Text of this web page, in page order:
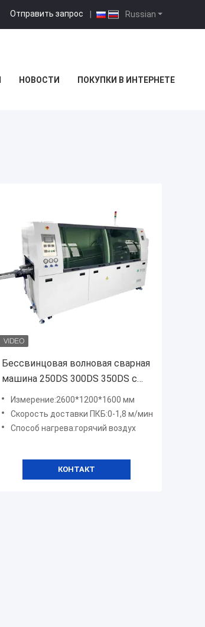
Russian
Отправить запрос |
НОВОСТИ ПОКУПКИ В ИНТЕРНЕТЕ
Бессвинцовая волновая сварная
машина 250DS 300DS 350DS с
автоматической
транспортировкой для
производственной линии PCB
Измерение:2600*1200*1600 мм
Скорость доставки ПКБ:0-1,8 м/мин
Способ нагрева:горячий воздух
КОНТАКТ